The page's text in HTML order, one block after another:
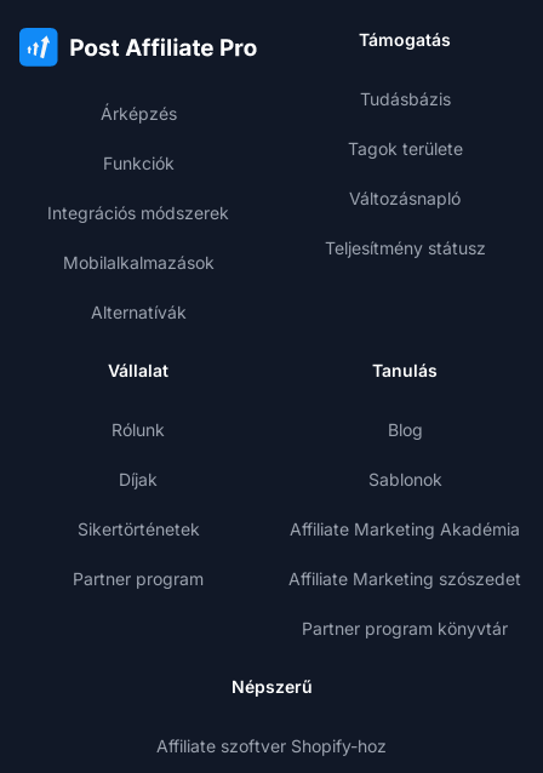
Árképzés
Funkciók
Integrációs módszerek
Mobilalkalmazások
Alternatívák
Támogatás
Tudásbázis
Tagok területe
Változásnapló
Teljesítmény státusz
Vállalat
Rólunk
Díjak
Sikertörténetek
Partner program
Tanulás
Blog
Sablonok
Affiliate Marketing Akadémia
Affiliate Marketing szószedet
Partner program könyvtár
Népszerű
Affiliate szoftver Shopify-hoz